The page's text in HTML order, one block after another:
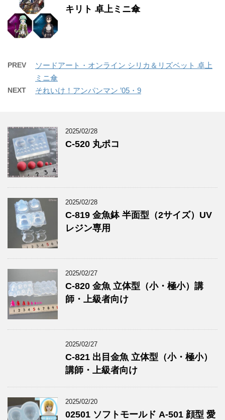
キリト 卓上ミニ傘
PREV
ソードアート・オンライン シリカ＆リズベット 卓上
ミニ傘
NEXT それいけ！アンパンマン ’05・9
2025/02/28
C-520 丸ポコ
2025/02/28
C-819 金魚鉢 半面型（2サイズ）UV
レジン専用
2025/02/27
C-820 金魚 立体型（小・極小）講
師・上級者向け
2025/02/27
C-821 出目金魚 立体型（小・極小）
講師・上級者向け
2025/02/20
02501 ソフトモールド A-501 顔型 愛